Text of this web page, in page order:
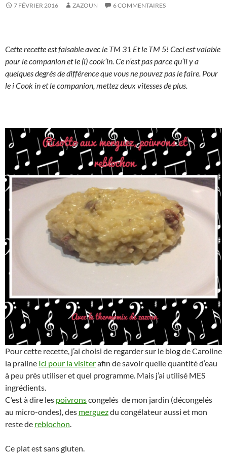
7 FÉVRIER 2016 ZAZOUN 6 COMMENTAIRES
Cette recette est faisable avec le TM 31 Et le TM 5! Ceci est valable
pour le companion et le (i) cook’in. Ce n’est pas parce qu’il y a
quelques degrés de différence que vous ne pouvez pas le faire. Pour
le i Cook in et le companion, mettez deux vitesses de plus.
Pour cette recette, j’ai choisi de regarder sur le blog de Caroline
la praline Ici pour la visiterafin de savoir quelle quantité d’eau
à peu près utiliser et quel programme. Mais j’ai utilisé MES
ingrédients.
C’est à dire les poivronscongelés de mon jardin (décongelés
au micro-ondes), des merguezdu congélateur aussi et mon
reste de reblochon.
Ce plat est sans gluten.